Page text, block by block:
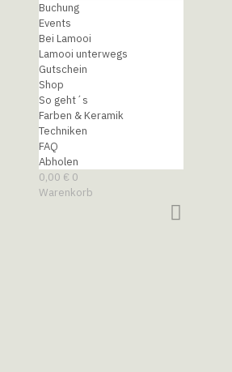
Buchung
Events
Bei Lamooi
Lamooi unterwegs
Gutschein
Shop
So geht´s
Farben & Keramik
Techniken
FAQ
Abholen
0,00 € 0
Warenkorb